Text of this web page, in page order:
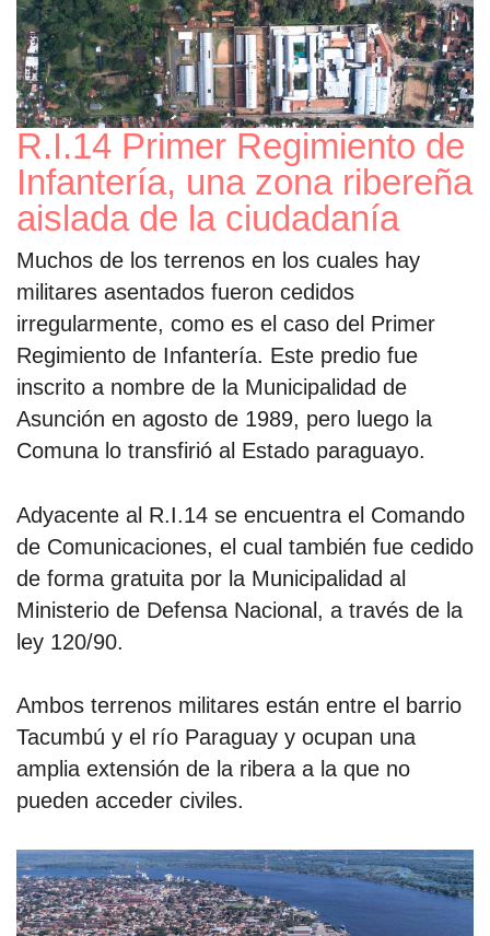
R.I.14 Primer Regimiento de
Infantería, una zona ribereña
aislada de la ciudadanía
Muchos de los terrenos en los cuales hay
militares asentados fueron cedidos
irregularmente, como es el caso del Primer
Regimiento de Infantería. Este predio fue
inscrito a nombre de la Municipalidad de
Asunción en agosto de 1989, pero luego la
Comuna lo transfirió al Estado paraguayo.
Adyacente al R.I.14 se encuentra el Comando
de Comunicaciones, el cual también fue cedido
de forma gratuita por la Municipalidad al
Ministerio de Defensa Nacional, a través de la
ley 120/90.
Ambos terrenos militares están entre el barrio
Tacumbú y el río Paraguay y ocupan una
amplia extensión de la ribera a la que no
pueden acceder civiles.